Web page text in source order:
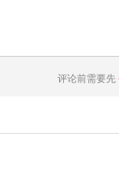
评论前需要先